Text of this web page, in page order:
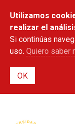
Utilizamos
realizar el
Si continúas
uso. Quiero saber